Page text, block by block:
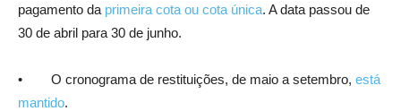
pagamento da primeira cota ou cota única. A data passou de
30 de abril para 30 de junho.
• O cronograma de restituições, de maio a setembro, está
mantido.